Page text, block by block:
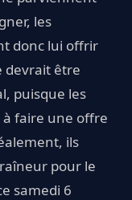
les
donc lui offrir
devrait être
puisque les
faire une offre
ils
pour le
samedi 6